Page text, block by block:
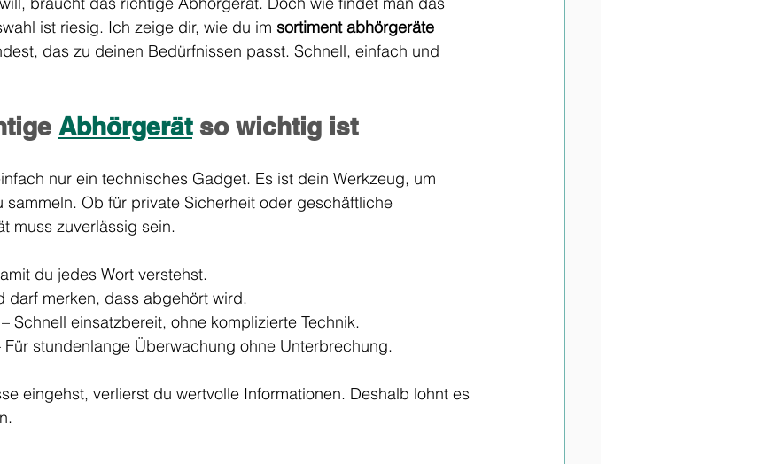
ist riesig. Ich zeige dir, wie du im sortiment abhörgeräte
das zu deinen Bedürfnissen passt. Schnell, einfach und
Abhörgerät so wichtig ist
nur ein technisches Gadget. Es ist dein Werkzeug, um
sammeln. Ob für private Sicherheit oder geschäftliche
muss zuverlässig sein.
du jedes Wort verstehst.
darf merken, dass abgehört wird.
– Schnell einsatzbereit, ohne komplizierte Technik.
stundenlange Überwachung ohne Unterbrechung.
eingehst, verlierst du wertvolle Informationen. Deshalb lohnt es